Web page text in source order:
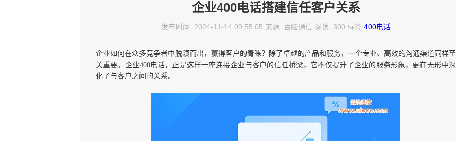
企业400电话搭建信任客户关系
发布时间: 2024-11-14 09:55:05 来源: 百脑通信 阅读: 300 标签:400电话
企业如何在众多竞争者中脱颖而出，赢得客户的青睐？除了卓越的产品和服务，一个专业、高效的沟通渠道同样至
关重要。企业400电话，正是这样一座连接企业与客户的信任桥梁，它不仅提升了企业的服务形象，更在无形中深
化了与客户之间的关系。